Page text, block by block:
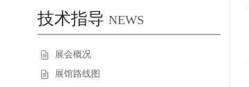
技术指导 NEWS
展会概况
展馆路线图